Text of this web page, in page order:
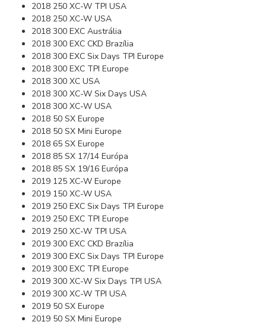
2018 250 XC-W TPI USA
2018 250 XC-W USA
2018 300 EXC Austrália
2018 300 EXC CKD Brazília
2018 300 EXC Six Days TPI Europe
2018 300 EXC TPI Europe
2018 300 XC USA
2018 300 XC-W Six Days USA
2018 300 XC-W USA
2018 50 SX Europe
2018 50 SX Mini Europe
2018 65 SX Europe
2018 85 SX 17/14 Európa
2018 85 SX 19/16 Európa
2019 125 XC-W Europe
2019 150 XC-W USA
2019 250 EXC Six Days TPI Europe
2019 250 EXC TPI Europe
2019 250 XC-W TPI USA
2019 300 EXC CKD Brazília
2019 300 EXC Six Days TPI Europe
2019 300 EXC TPI Europe
2019 300 XC-W Six Days TPI USA
2019 300 XC-W TPI USA
2019 50 SX Europe
2019 50 SX Mini Europe